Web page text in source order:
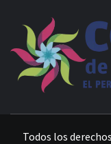
Todos los